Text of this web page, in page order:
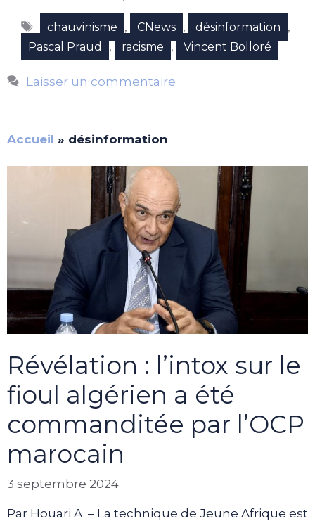
Étiquettes
chauvinisme , CNews , désinformation ,
Pascal Praud , racisme , Vincent Bolloré
Laisser un commentaire
Accueil » désinformation
Révélation : l’intox sur le
fioul algérien a été
commanditée par l’OCP
marocain
3 septembre 2024
Par Houari A. – La technique de Jeune Afrique est